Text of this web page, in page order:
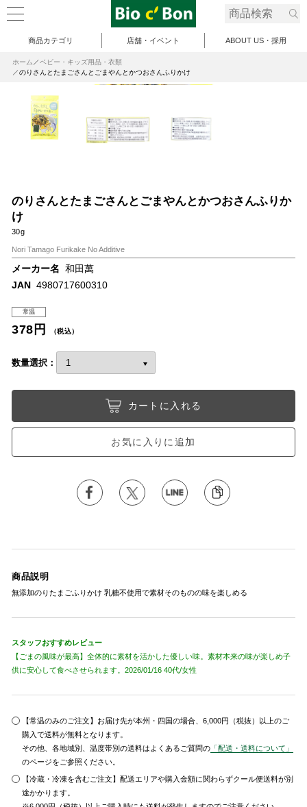
商品カテゴリ 店舗・イベント ABOUT US・採用
ホーム
ベビー・キッズ用品・衣類
のりさんとたまごさんとごまやんとかつおさんふりかけ
のりさんとたまごさんとごまやんとかつおさんふりか
け
30g
Nori Tamago Furikake No Additive
メーカー名 和田萬
JAN 4980717600310
常温
378円 （税込）
数量選択：
カートに入れる
お気に入りに追加
商品説明
無添加のりたまごふりかけ 乳糖不使用で素材そのものの味を楽しめる
スタッフおすすめレビュー
【ごまの風味が最高】全体的に素材を活かした優しい味。素材本来の味が楽しめ子
供に安心して食べさせられます。2026/01/16 40代/女性
【常温のみのご注文】お届け先が本州・四国の場合、6,000円（税抜）以上のご
購入で送料が無料となります。
その他、各地域別、温度帯別の送料はよくあるご質問の 「配送・送料について」
のページをご参照ください。
【冷蔵・冷凍を含むご注文】配送エリアや購入金額に関わらずクール便送料が別
途かかります。